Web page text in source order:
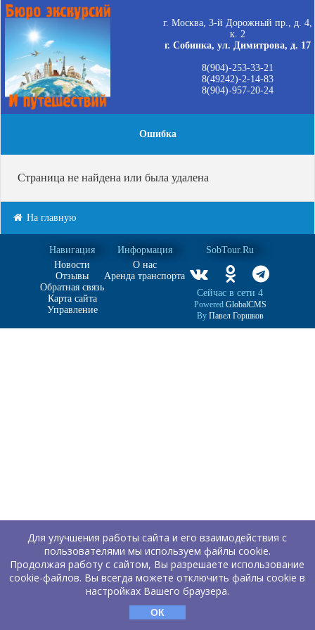
г. Москва, 3-й Дорожный пр., д. 4,
к. 2
г. Собинка, ул. Димитрова, д. 17
8(904)-253-33-21
8(49242)-2-14-83
8(904)-957-20-24
Ошибка
Страница не найдена или была удалена
На главную
Навигация
Новости
Отзывы
Обратная связь
Карта сайта
Управление
Информация
О нас
Аренда транспорта
SobTour.Ru
Сейчас в сети 4
Powered GlobalCMS
By Павел Горшков
Для улучшения работы сайта и его взаимодействия с
пользователями мы используем файлы cookie.
Продолжая работу с сайтом, Вы разрешаете использование
cookie-файлов. Вы всегда можете отключить файлы cookie в
настройках Вашего браузера.
ОК